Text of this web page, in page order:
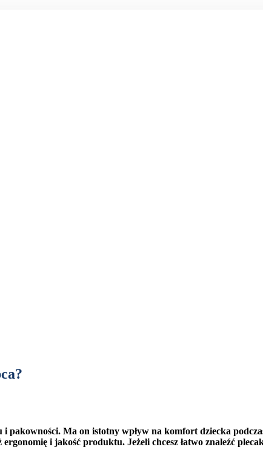
pakowności. Ma on istotny wpływ na komfort dziecka
i jakość produktu. Jeżeli chcesz łatwo znaleźć